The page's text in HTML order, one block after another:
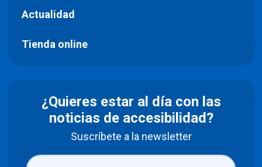
Actualidad
Tienda online
¿Quieres estar al día con las
noticias de accesibilidad?
Suscríbete a la newsletter